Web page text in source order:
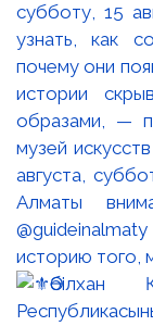
субботу, 15
узнать, как
почему они
истории
образами, —
музей
августа,
Алматы
историю того,